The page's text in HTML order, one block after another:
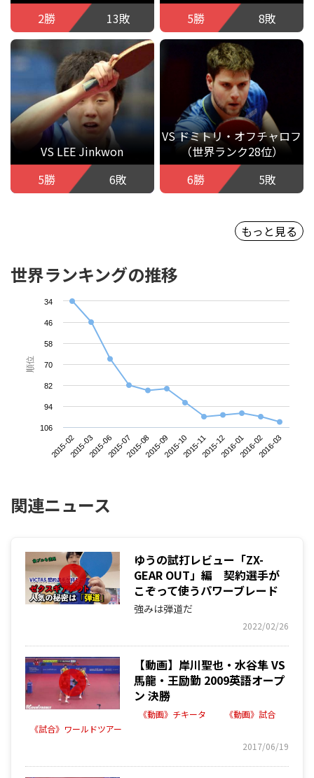
2勝
13敗
5勝
8敗
VS LEE Jinkwon
5勝
6敗
VS ドミトリ・オフチャロフ
（世界ランク28位）
6勝
5敗
もっと見る
世界ランキングの推移
順位
2015-022015-032015-062015-072015-082015-092015-102015-112015-122016-012016-022016-03
34
46
58
70
82
94
106
関連ニュース
ゆうの試打レビュー「ZX-
GEAR OUT」編 契約選手が
こぞって使うパワーブレード
強みは弾道だ
2022/02/26
【動画】岸川聖也・水谷隼 VS
馬龍・王励勤 2009英語オープ
ン 決勝
《動画》チキータ
《動画》試合
《試合》ワールドツアー
2017/06/19